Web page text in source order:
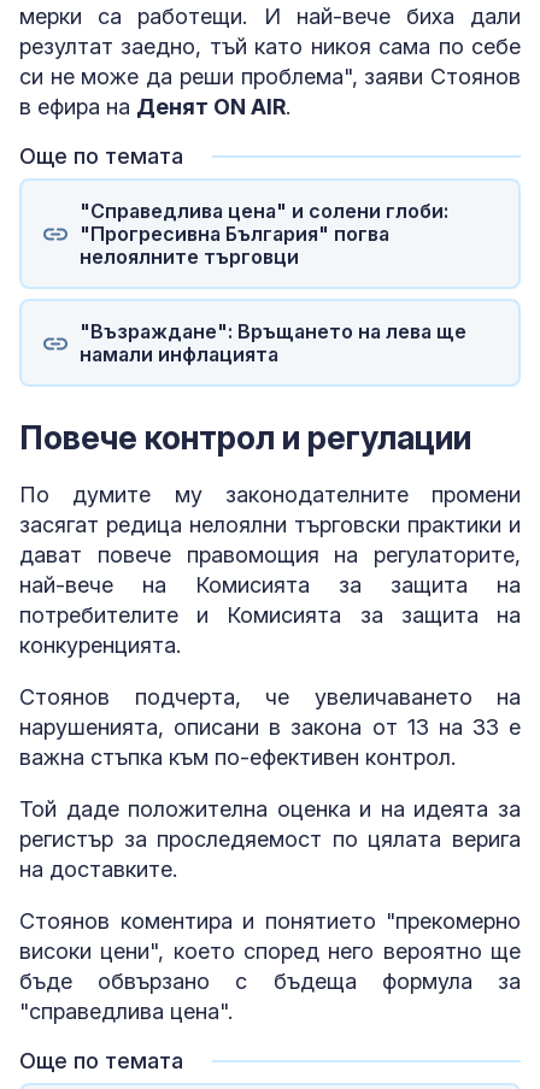
мерки са работещи. И най-вече биха дали
резултат заедно, тъй като никоя сама по себе
си не може да реши проблема", заяви Стоянов
в ефира на Денят ON AIR.
Още по темата
"Справедлива цена" и солени глоби:
"Прогресивна България" погва
нелоялните търговци
"Възраждане": Връщането на лева ще
намали инфлацията
Повече контрол и регулации
По думите му законодателните промени
засягат редица нелоялни търговски практики и
дават повече правомощия на регулаторите,
най-вече на Комисията за защита на
потребителите и Комисията за защита на
конкуренцията.
Стоянов подчерта, че увеличаването на
нарушенията, описани в закона от 13 на 33 е
важна стъпка към по-ефективен контрол.
Той даде положителна оценка и на идеята за
регистър за проследяемост по цялата верига
на доставките.
Стоянов коментира и понятието "прекомерно
високи цени", което според него вероятно ще
бъде обвързано с бъдеща формула за
"справедлива цена".
Още по темата